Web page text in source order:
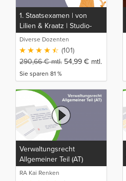
1. Staatsexamen | von
Lilien & Kraatz | Studio-
Rep
Diverse Dozenten
(101)
290,66€mtl. 54,99 € mtl.
Sie sparen 81 %
Verwaltungsrecht
Allgemeiner Teil (AT)
RA Kai Renken